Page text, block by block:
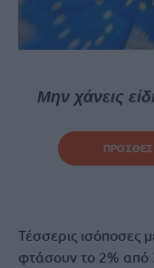
Μην χάνεις
Τέσσερις ισόποσες
φτάσουν το 2% από